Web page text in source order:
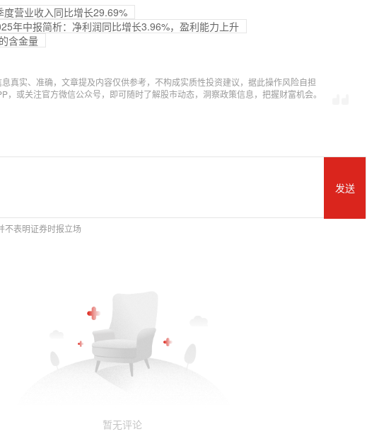
营业收入同比增长29.69%
年中报简析：净利润同比增长3.96%，盈利能力上升
含金量
真实、准确，文章提及内容仅供参考，不构成实质性投资建议，据此操作风险自担
，或关注官方微信公众号，即可随时了解股市动态，洞察政策信息，把握财富机会。
发送
不表明证券时报立场
暂无评论